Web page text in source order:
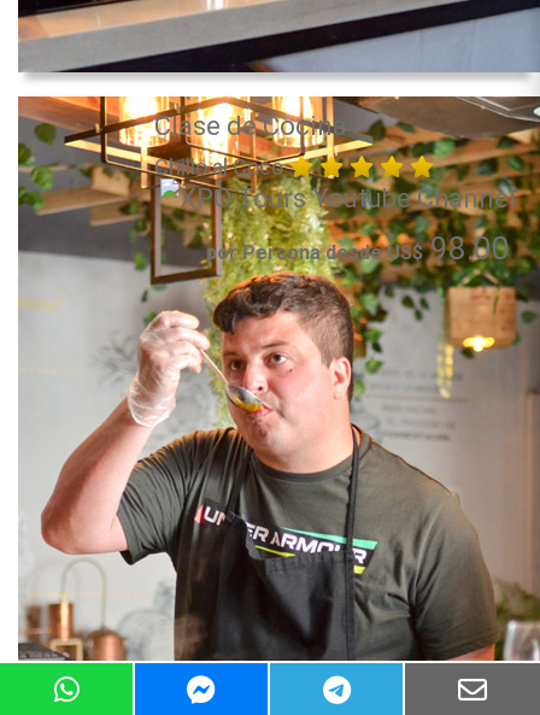
Clase de Cocina
Chillo al Coco
por Persona desde US$98.00